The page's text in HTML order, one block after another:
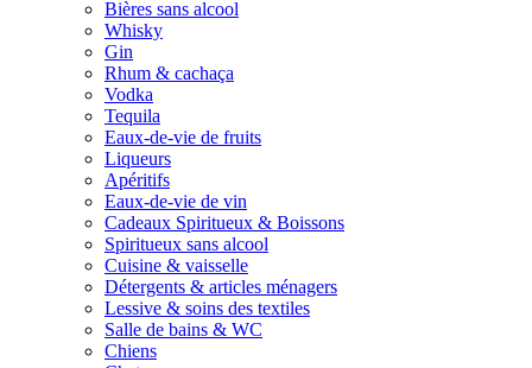
Bières sans alcool
Whisky
Gin
Rhum & cachaça
Vodka
Tequila
Eaux-de-vie de fruits
Liqueurs
Apéritifs
Eaux-de-vie de vin
Cadeaux Spiritueux & Boissons
Spiritueux sans alcool
Cuisine & vaisselle
Détergents & articles ménagers
Lessive & soins des textiles
Salle de bains & WC
Chiens